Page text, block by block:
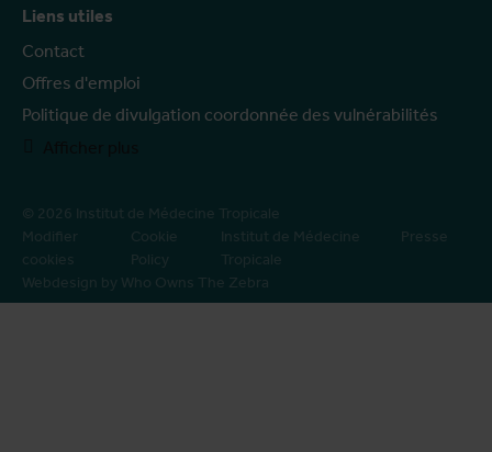
Liens utiles
Contact
Offres d'emploi
Politique de divulgation coordonnée des vulnérabilités
© 2026 Institut de Médecine Tropicale
Modifier
cookies
Cookie
Policy
Institut de Médecine
Tropicale
Presse
Webdesign by Who Owns The Zebra